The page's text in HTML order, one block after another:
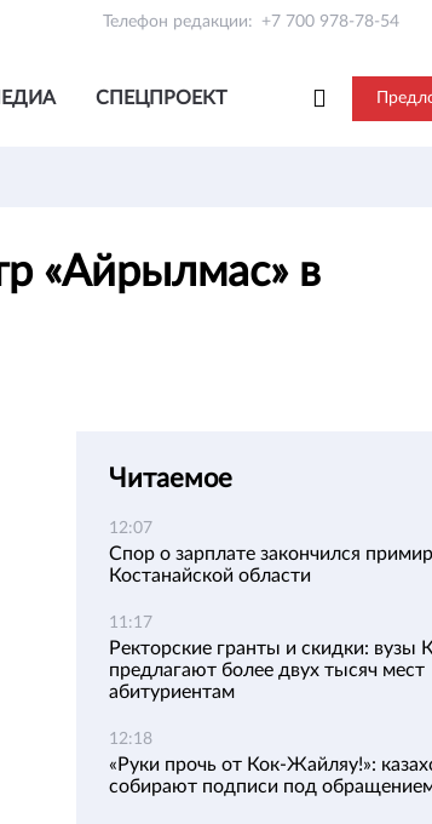
Телефон редакции: +7 700 978-78-54
СПЕЦПРОЕКТ
«Айрылмас» в
Читаемое
12:07
Спор о зарплате закончился
Костанайской области
11:17
Ректорские гранты и скидки: вузы
предлагают более двух тысяч мест
абитуриентам
12:18
«Руки прочь от Кок-Жайляу!»:
собирают подписи под обращением